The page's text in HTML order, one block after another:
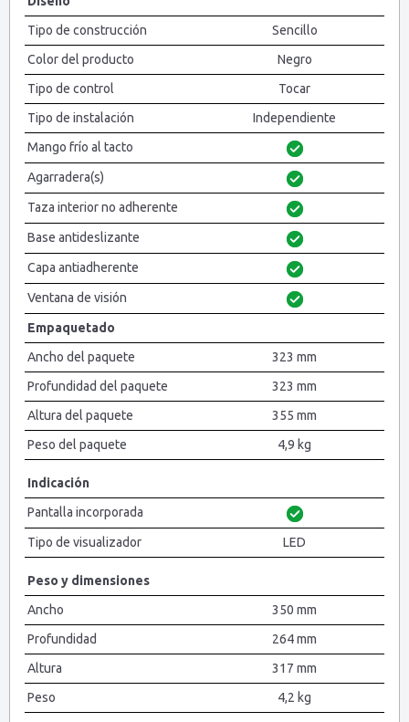
Tipo de construcción
Sencillo
Color del producto
Negro
Tipo de control
Tocar
Tipo de instalación
Independiente
Mango frío al tacto
Agarradera(s)
Taza interior no adherente
Base antideslizante
Capa antiadherente
Ventana de visión
Empaquetado
Ancho del paquete
323 mm
Profundidad del paquete
323 mm
Altura del paquete
355 mm
Peso del paquete
4,9 kg
Indicación
Pantalla incorporada
Tipo de visualizador LED
Peso y dimensiones
Ancho
350 mm
Profundidad
264 mm
Altura
317 mm
Peso
4,2 kg